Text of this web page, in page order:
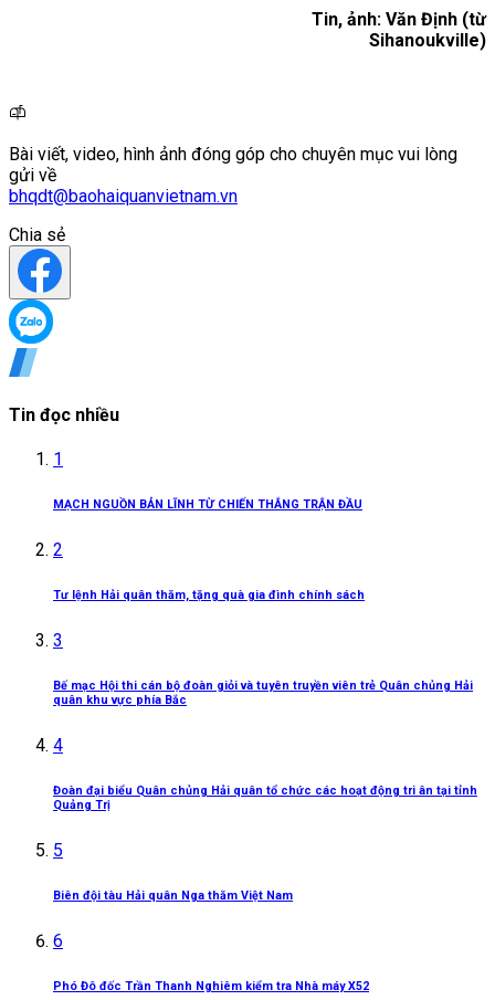
Tin, ảnh: Văn Định (từ
Sihanoukville)
Bài viết, video, hình ảnh đóng góp cho chuyên mục vui lòng
gửi về
bhqdt@baohaiquanvietnam.vn
Chia sẻ
Tin đọc nhiều
1
MẠCH NGUỒN BẢN LĨNH TỪ CHIẾN THẮNG TRẬN ĐẦU
2
Tư lệnh Hải quân thăm, tặng quà gia đình chính sách
3
Bế mạc Hội thi cán bộ đoàn giỏi và tuyên truyền viên trẻ Quân chủng Hải
quân khu vực phía Bắc
4
Đoàn đại biểu Quân chủng Hải quân tổ chức các hoạt động tri ân tại tỉnh
Quảng Trị
5
Biên đội tàu Hải quân Nga thăm Việt Nam
6
Phó Đô đốc Trần Thanh Nghiêm kiểm tra Nhà máy X52